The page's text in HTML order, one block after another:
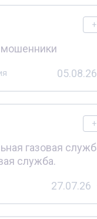
05.08.26
газовая
служба.
27.07.26